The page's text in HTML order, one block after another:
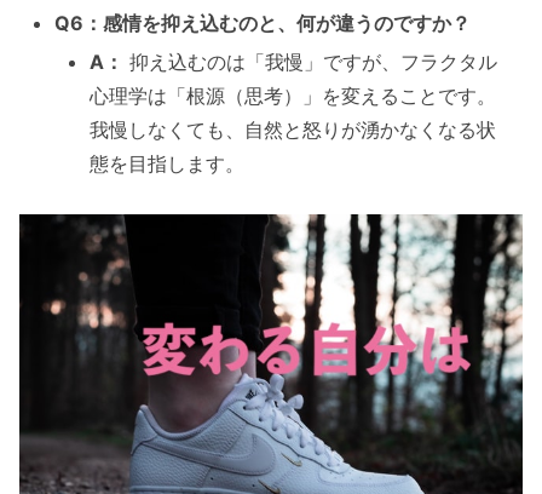
Q6：感情を抑え込むのと、何が違うのですか？
A： 抑え込むのは「我慢」ですが、フラクタル
心理学は「根源（思考）」を変えることです。
我慢しなくても、自然と怒りが湧かなくなる状
態を目指します。